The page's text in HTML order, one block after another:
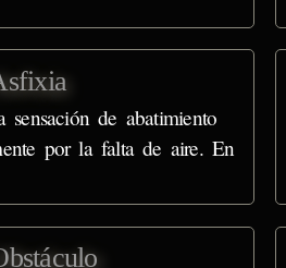
sensación de abatimiento
por la falta de aire. En